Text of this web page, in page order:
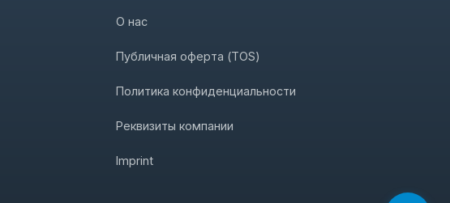
О нас
Публичная оферта (TOS)
Политика конфиденциальности
Реквизиты компании
Imprint